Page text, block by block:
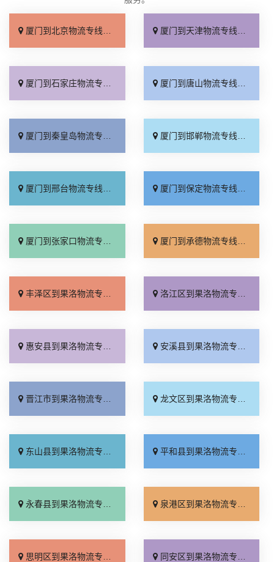
厦门到北京物流专线_上门取件「不随意加价」 厦门到天津物流专线_专线快运「直通专线」
厦门到石家庄物流专线_多久能到「诚信为先」 厦门到唐山物流专线_上门提货「准时准点」
厦门到秦皇岛物流专线_高速快运「整车配货」 厦门到邯郸物流专线_全境到达「无需中转」
厦门到邢台物流专线_需要几天「要多少钱」 厦门到保定物流专线_多少一吨「定点发车」
厦门到张家口物流专线_专线快运「运价查询」 厦门到承德物流专线_专线快运「零担配货」
丰泽区到果洛物流专线_运价查询「天天发车」 洛江区到果洛物流专线_专线直达「快运直达」
惠安县到果洛物流专线_多年经验「全境配送」 安溪县到果洛物流专线_运价实惠「多年经验」
晋江市到果洛物流专线_送货上门「托运放心」 龙文区到果洛物流专线_全境到达「运价实惠」
东山县到果洛物流专线_上门取件「物流拼车」 平和县到果洛物流专线_运费多少「来电咨询」
永春县到果洛物流专线_专线查询「合理收费」 泉港区到果洛物流专线_运保时效「运价查询」
思明区到果洛物流专线_物流拼车「门到门配送」 同安区到果洛物流专线_怎么收费「几天到达」